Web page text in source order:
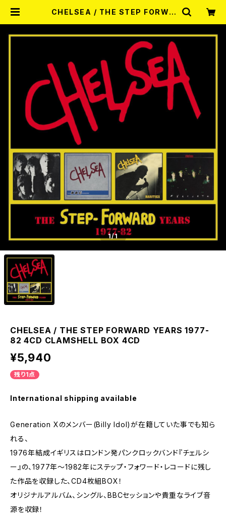
CHELSEA / THE STEP FORWA
OP MISERY
1/1
CHELSEA / THE STEP FORWARD YEARS 1977-
82 4CD CLAMSHELL BOX 4CD
¥5,940
残り1点
International shipping available
Generation Xのメンバー(Billy Idol)が在籍していた事でも知ら
れる、
1976年結成イギリスはロンドン発パンクロックバンド『チェルシ
ー』の、1977年～1982年にステップ・フォワード・レコードに残し
た作品を収録した、CD4枚組BOX！
オリジナルアルバム、シングル、BBCセッションや貴重なライブ音
源を収録！